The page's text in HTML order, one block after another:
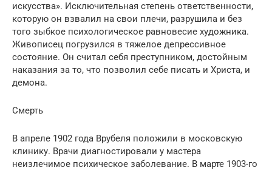
искусства». Исключительная степень ответственности,
которую он взвалил на свои плечи, разрушила и без
того зыбкое психологическое равновесие художника.
Живописец погрузился в тяжелое депрессивное
состояние. Он считал себя преступником, достойным
наказания за то, что позволил себе писать и Христа, и
демона.
Смерть
В апреле 1902 года Врубеля положили в московскую
клинику. Врачи диагностировали у мастера
неизлечимое психическое заболевание. В марте 1903-го